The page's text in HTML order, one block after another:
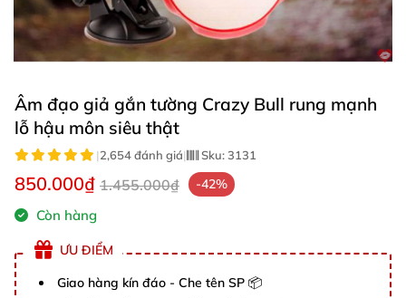
Âm đạo giả gắn tường Crazy Bull rung mạnh
lỗ hậu môn siêu thật
|2,654 đánh giá| Sku:3131
850.000₫ 1.455.000₫ -42%
Còn hàng
ƯU ĐIỂM
Giao hàng kín đáo - Che tên SP 📦